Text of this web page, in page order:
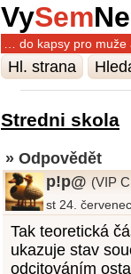
VySem
… do kapsy pro
Hl. strana
Stredni skola
» Odpovědět
p!p@ (VIP
st 24.
Tak teoretická
ukazuje stav
odcitováním